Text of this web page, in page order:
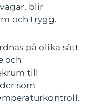
blir
och trygg.
på olika sätt
och
till
som